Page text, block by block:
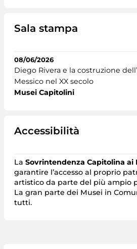
Sala stampa
08/06/2026
Diego Rivera e la costruzione
Messico nel XX secolo
Musei Capitolini
Accessibilità
La Sovrintendenza Capitolina ai
garantire l’accesso al proprio
artistico da parte del più ampio
La gran parte dei Musei in
tutti.